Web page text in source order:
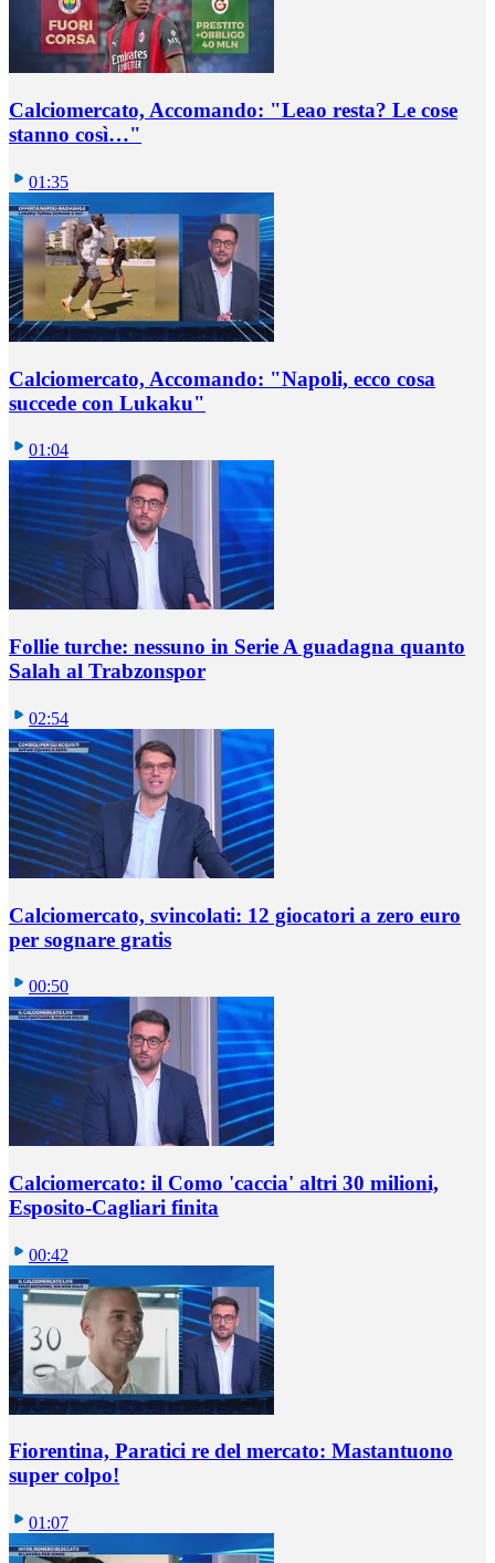
Calciomercato, Accomando: "Leao resta? Le cose
stanno così…"
01:35
Calciomercato, Accomando: "Napoli, ecco cosa
succede con Lukaku"
01:04
Follie turche: nessuno in Serie A guadagna quanto
Salah al Trabzonspor
02:54
Calciomercato, svincolati: 12 giocatori a zero euro
per sognare gratis
00:50
Calciomercato: il Como 'caccia' altri 30 milioni,
Esposito-Cagliari finita
00:42
Fiorentina, Paratici re del mercato: Mastantuono
super colpo!
01:07